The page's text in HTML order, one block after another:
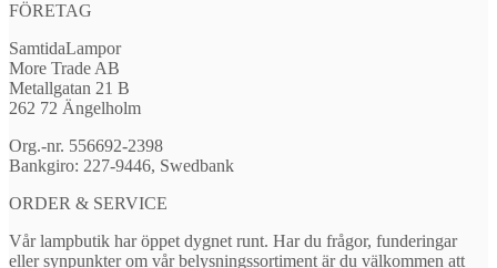
FÖRETAG
SamtidaLampor
More Trade AB
Metallgatan 21 B
262 72 Ängelholm
Org.-nr. 556692-2398
Bankgiro: 227-9446, Swedbank
ORDER & SERVICE
Vår lampbutik har öppet dygnet runt. Har du frågor, funderingar
eller synpunkter om vår belysningssortiment är du välkommen att